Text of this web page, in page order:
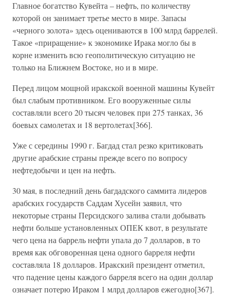
Главное богатство Кувейта – нефть, по количеству
которой он занимает третье место в мире. Запасы
«черного золота» здесь оцениваются в 100 млрд баррелей.
Такое «приращение» к экономике Ирака могло бы в
корне изменить всю геополитическую ситуацию не
только на Ближнем Востоке, но и в мире.
Перед лицом мощной иракской военной машины Кувейт
был слабым противником. Его вооруженные силы
составляли всего 20 тысяч человек при 275 танках, 36
боевых самолетах и 18 вертолетах[366].
Уже с середины 1990 г. Багдад стал резко критиковать
другие арабские страны прежде всего по вопросу
нефтедобычи и цен на нефть.
30 мая, в последний день багдадского саммита лидеров
арабских государств Саддам Хусейн заявил, что
некоторые страны Персидского залива стали добывать
нефти больше установленных ОПЕК квот, в результате
чего цена на баррель нефти упала до 7 долларов, в то
время как обговоренная цена одного барреля нефти
составляла 18 долларов. Иракский президент отметил,
что падение цены каждого барреля всего на один доллар
означает потерю Ираком 1 млрд долларов ежегодно[367].